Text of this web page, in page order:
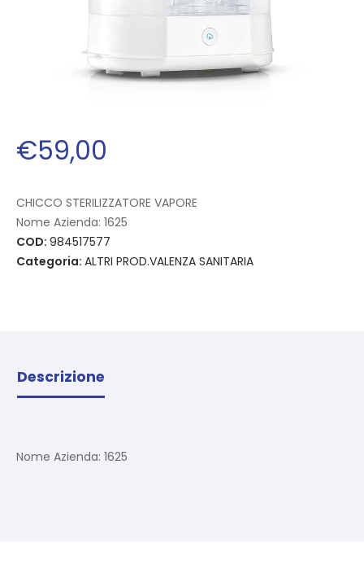
€59,00
CHICCO STERILIZZATORE VAPORE
Nome Azienda: 1625
COD: 984517577
Categoria: ALTRI PROD.VALENZA SANITARIA
Descrizione
Nome Azienda: 1625